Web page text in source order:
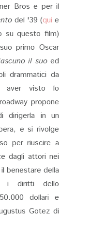
Bros e per il
del '39 (qui e
su questo film)
primo Oscar
il suoed
drammatici da
aver visto lo
propone
dirigerla in un
e si rivolge
per riuscire a
dagli attori nei
benestare della
i diritti dello
dollari e
Gotez di